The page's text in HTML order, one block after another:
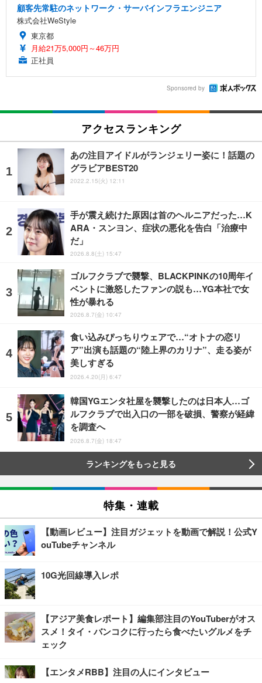
顧客先常駐のネットワーク・サーバインフラエンジニア
株式会社WeStyle
東京都
月給21万5,000円～46万円
正社員
Sponsored by
アクセスランキング
あの注目アイドルがランジェリー姿に！話題の
グラビアBEST20
2022.2.15(火) 12:11
手が震え続けた原因は首のヘルニアだった…K
ARA・スンヨン、症状の悪化を告白「治療中
だ」
2026.8.8(土) 15:47
ゴルフクラブで襲撃、BLACKPINKの10周年イ
ベントに激怒したファンの説も…YG本社で女
性が暴れる
2026.8.7(金) 10:47
食い込みぴっちりウェアで…“オトナの恋リ
ア”出演も話題の“陸上界のカリナ”、走る姿が
美しすぎる
2026.4.20(月) 6:47
韓国YGエンタ社屋を襲撃したのは日本人…ゴ
ルフクラブで出入口の一部を破損、警察が経緯
を調査へ
2026.8.7(金) 18:47
ランキングをもっと見る
特集・連載
【動画レビュー】注目ガジェットを動画で解説！公式Y
ouTubeチャンネル
10G光回線導入レポ
【アジア美食レポート】編集部注目のYouTuberがオス
スメ！タイ・バンコクに行ったら食べたいグルメをチ
ェック
【エンタメRBB】注目の人にインタビュー